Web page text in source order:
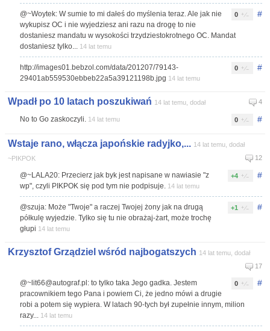
#
0
@~Woytek: W sumie to mi dałeś do myślenia teraz. Ale jak nie
wykupisz OC i nie wyjedziesz ani razu na drogę to nie
dostaniesz mandatu w wysokości trzydziestokrotnego OC. Mandat
dostaniesz tylko... 14 lat temu
#
0
http://images01.bebzol.com/data/201207/79143-
29401ab559530ebbeb22a5a39121198b.jpg 14 lat temu
Wpadł po 10 latach poszukiwań 14 lat temu, dodał 4
#
0
No to Go zaskoczyli. 14 lat temu
Wstaje rano, włącza japońskie radyjko,... 14 lat temu, dodał
~PIKPOK
12
#
+4
@~LALA20: Przecierz jak byk jest napisane w nawiasie "z
wp", czyli PIKPOK się pod tym nie podpisuje. 14 lat temu
#
+1
@szuja: Może "Twoje" a raczej Twojej żony jak na drugą
półkulę wyjedzie. Tylko się tu nie obrażaj-żart, może trochę
głupi 14 lat temu
Krzysztof Grządziel wśród najbogatszych 14 lat temu, dodał
17
#
0
@~lit66@autograf.pl : to tylko taka Jego gadka. Jestem
pracownikiem tego Pana i powiem Ci, że jedno mówi a drugie
robi a potem się wypiera. W latach 90-tych był zupełnie innym, milion
razy... 14 lat temu